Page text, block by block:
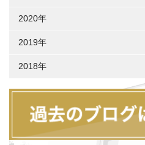
2020年
2019年
2018年